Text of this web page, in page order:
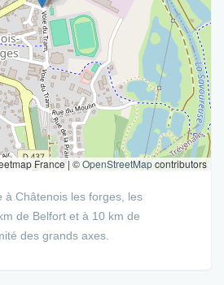
France | ©OpenStreetMapcontributors
à Châtenois les forges, les
de Belfort et à 10 km de
des grands axes.